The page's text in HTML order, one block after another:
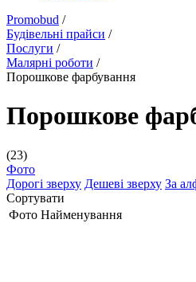
Promobud /
Будівельні прайси /
Послуги /
Малярні роботи /
Порошкове фарбування
Порошкове
(23)
Фото
Дорогі зверху Дешеві зверху За
Сортувати
Фото Найменування